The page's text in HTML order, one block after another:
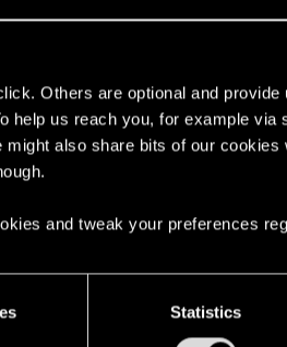
Others are optional and
help us reach you, for example via
also share bits of our cookies
and tweak your preferences
Statistics